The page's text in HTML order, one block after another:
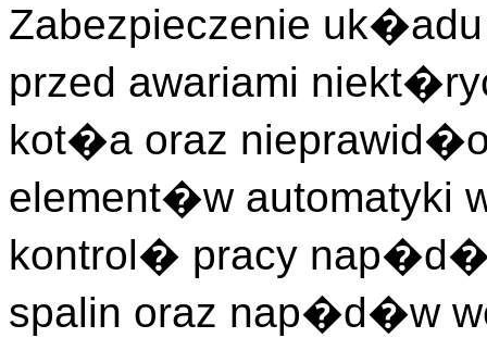
Zabezpieczenie
przed awariami
kot�a oraz
element�w
kontrol� pracy
spalin oraz nap�d�w